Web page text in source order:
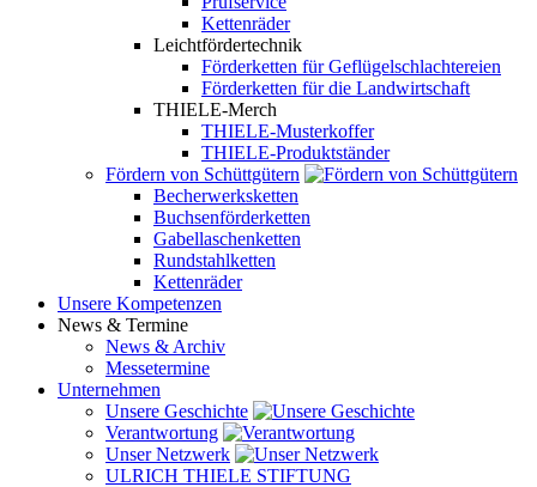
Kettenräder
Leichtfördertechnik
Förderketten für Geflügelschlachtereien
Förderketten für die Landwirtschaft
THIELE-Merch
THIELE-Musterkoffer
THIELE-Produktständer
Fördern von Schüttgütern
Becherwerksketten
Buchsenförderketten
Gabellaschenketten
Rundstahlketten
Kettenräder
Unsere Kompetenzen
News & Termine
News & Archiv
Messetermine
Unternehmen
Unsere Geschichte
Verantwortung
Unser Netzwerk
ULRICH THIELE STIFTUNG